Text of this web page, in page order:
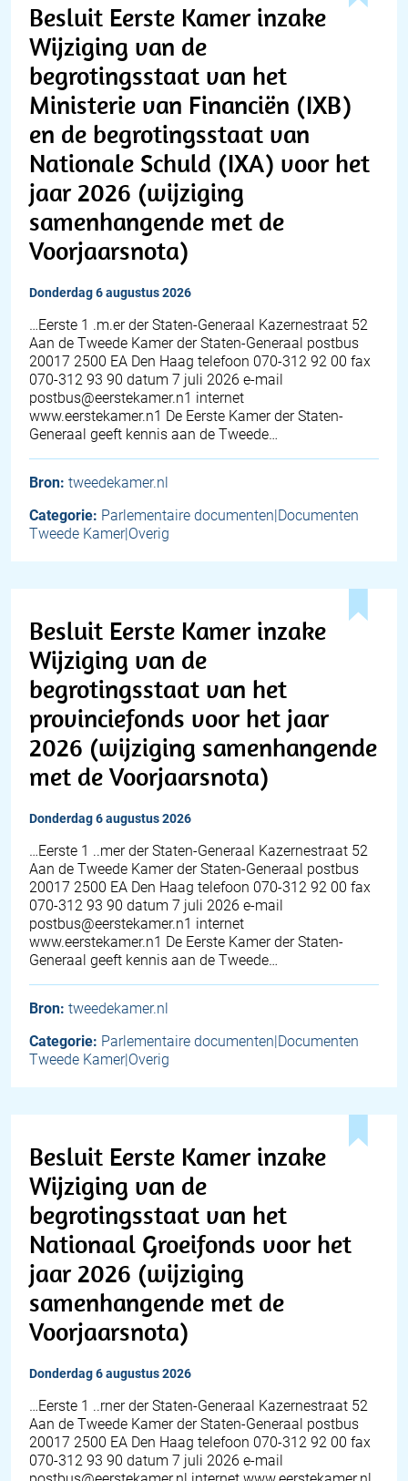
Besluit Eerste Kamer inzake
Wijziging van de
begrotingsstaat van het
Ministerie van Financiën (IXB)
en de begrotingsstaat van
Nationale Schuld (IXA) voor het
jaar 2026 (wijziging
samenhangende met de
Voorjaarsnota)
donderdag 6 augustus 2026
…Eerste 1 .m.er der Staten-Generaal Kazernestraat 52
Aan de Tweede Kamer der Staten-Generaal postbus
20017 2500 EA Den Haag telefoon 070-312 92 00 fax
070-312 93 90 datum 7 juli 2026 e-mail
postbus@eerstekamer.n1 internet
www.eerstekamer.n1 De Eerste Kamer der Staten-
Generaal geeft kennis aan de Tweede…
Bron: tweedekamer.nl
Categorie: Parlementaire documenten|Documenten
Tweede Kamer|Overig
Besluit Eerste Kamer inzake
Wijziging van de
begrotingsstaat van het
provinciefonds voor het jaar
2026 (wijziging samenhangende
met de Voorjaarsnota)
donderdag 6 augustus 2026
…Eerste 1 ..mer der Staten-Generaal Kazernestraat 52
Aan de Tweede Kamer der Staten-Generaal postbus
20017 2500 EA Den Haag telefoon 070-312 92 00 fax
070-312 93 90 datum 7 juli 2026 e-mail
postbus@eerstekamer.n1 internet
www.eerstekamer.n1 De Eerste Kamer der Staten-
Generaal geeft kennis aan de Tweede…
Bron: tweedekamer.nl
Categorie: Parlementaire documenten|Documenten
Tweede Kamer|Overig
Besluit Eerste Kamer inzake
Wijziging van de
begrotingsstaat van het
Nationaal Groeifonds voor het
jaar 2026 (wijziging
samenhangende met de
Voorjaarsnota)
donderdag 6 augustus 2026
…Eerste 1 ..rner der Staten-Generaal Kazernestraat 52
Aan de Tweede Kamer der Staten-Generaal postbus
20017 2500 EA Den Haag telefoon 070-312 92 00 fax
070-312 93 90 datum 7 juli 2026 e-mail